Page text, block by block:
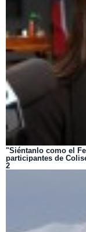
"Siéntanlo como el
participantes de
2